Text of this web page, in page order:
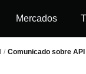
Mercados
/ Comunicado sobre API